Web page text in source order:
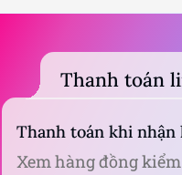
Thanh toán
Thanh toán khi nhận
Xem hàng đồng